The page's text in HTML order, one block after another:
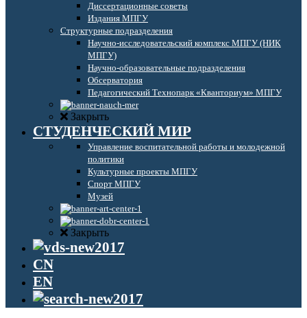
Диссертационные советы
Издания МПГУ
Структурные подразделения
Научно-исследовательский комплекс МПГУ (НИК
МПГУ)
Научно-образовательные подразделения
Обсерватория
Педагогический Технопарк «Кванториум» МПГУ
Закрыть
СТУДЕНЧЕСКИЙ МИР
Управление воспитательной работы и молодежной
политики
Культурные проекты МПГУ
Спорт МПГУ
Музей
Закрыть
CN
EN